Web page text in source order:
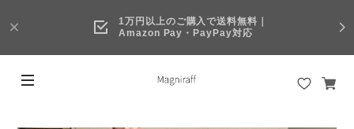
1万円以上のご購入で送料無料｜
Amazon Pay・PayPay対応